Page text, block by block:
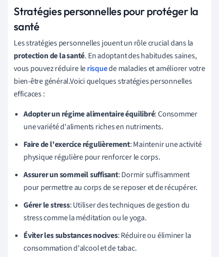
Stratégies personnelles pour protéger la
santé
Les stratégies personnelles jouent un rôle crucial dans la
protection de la santé. En adoptant des habitudes saines,
vous pouvez réduire lerisquede maladies et améliorer votre
bien-être général.Voici quelques stratégies personnelles
efficaces :
Adopter un régime alimentaire équilibré: Consommer
une variété d'aliments riches en nutriments.
Faire de l'exercice régulièrement: Maintenir une activité
physique régulière pour renforcer le corps.
Assurer un sommeil suffisant: Dormir suffisamment
pour permettre au corps de se reposer et de récupérer.
Gérer le stress: Utiliser des techniques de gestion du
stress comme la méditation ou le yoga.
Éviter les substances nocives: Réduire ou éliminer la
consommation d'alcool et de tabac.